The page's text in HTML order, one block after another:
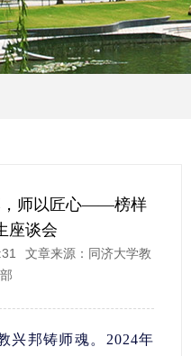
，师以匠心——榜样
座谈会
文章来源：同济大学教
兴邦铸师魂。2024年